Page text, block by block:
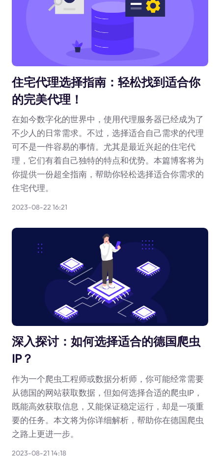
住宅代理选择指南：轻松找到适合你
的完美代理！
在如今数字化的世界中，使用代理服务器已经成为了
不少人的日常需求。不过，选择适合自己需求的代理
可不是一件容易的事情。尤其是最近兴起的住宅代
理，它们有着自己独特的特点和优势。本篇博客将为
你提供一份超全指南，帮助你轻松选择适合你需求的
住宅代理。
2023-08-22 16:21
深入探讨：如何选择适合的德国爬虫
IP？
作为一个爬虫工程师或数据分析师，你可能经常需要
从德国的网站获取数据，但如何选择合适的爬虫IP，
既能高效获取信息，又能保证稳定运行，却是一项重
要的任务。本文将为你详细解析，帮助你在德国爬虫
之路上更进一步。
2023-08-21 14:18